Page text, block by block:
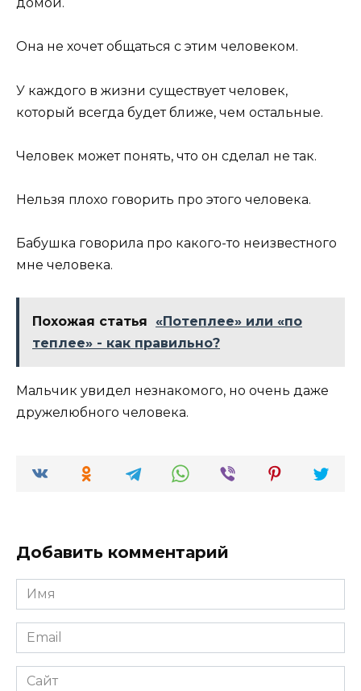
Она не хочет общаться с этим человеком.
У каждого в жизни существует человек,
который всегда будет ближе, чем остальные.
Человек может понять, что он сделал не так.
Нельзя плохо говорить про этого человека.
Бабушка говорила про какого-то неизвестного
мне человека.
Похожая статья
«Потеплее» или «по
теплее» - как правильно?
Мальчик увидел незнакомого, но очень даже
дружелюбного человека.
Добавить комментарий
Имя
*
Email
*
Сайт